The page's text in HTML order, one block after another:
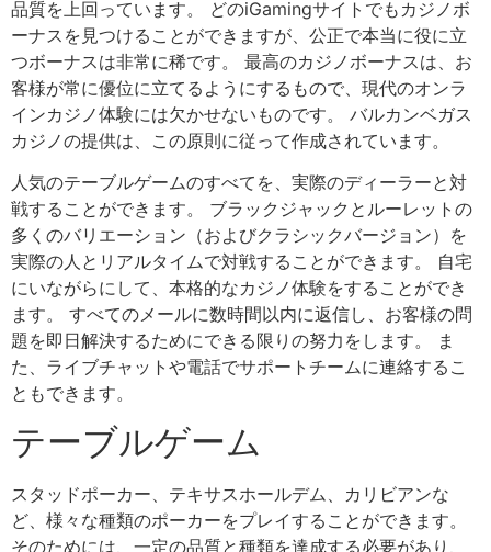
品質を上回っています。 どのiGamingサイトでもカジノボ
ーナスを見つけることができますが、公正で本当に役に立
つボーナスは非常に稀です。 最高のカジノボーナスは、お
客様が常に優位に立てるようにするもので、現代のオンラ
インカジノ体験には欠かせないものです。 バルカンベガス
カジノの提供は、この原則に従って作成されています。
人気のテーブルゲームのすべてを、実際のディーラーと対
戦することができます。 ブラックジャックとルーレットの
多くのバリエーション（およびクラシックバージョン）を
実際の人とリアルタイムで対戦することができます。 自宅
にいながらにして、本格的なカジノ体験をすることができ
ます。 すべてのメールに数時間以内に返信し、お客様の問
題を即日解決するためにできる限りの努力をします。 ま
た、ライブチャットや電話でサポートチームに連絡するこ
ともできます。
テーブルゲーム
スタッドポーカー、テキサスホールデム、カリビアンな
ど、様々な種類のポーカーをプレイすることができます。
そのためには、一定の品質と種類を達成する必要があり、